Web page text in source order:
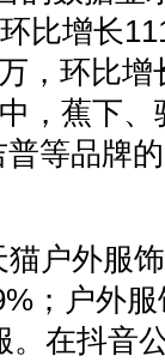
比增长
，环比增
，蕉下、
等品牌
户外服
；户外
。在抖音